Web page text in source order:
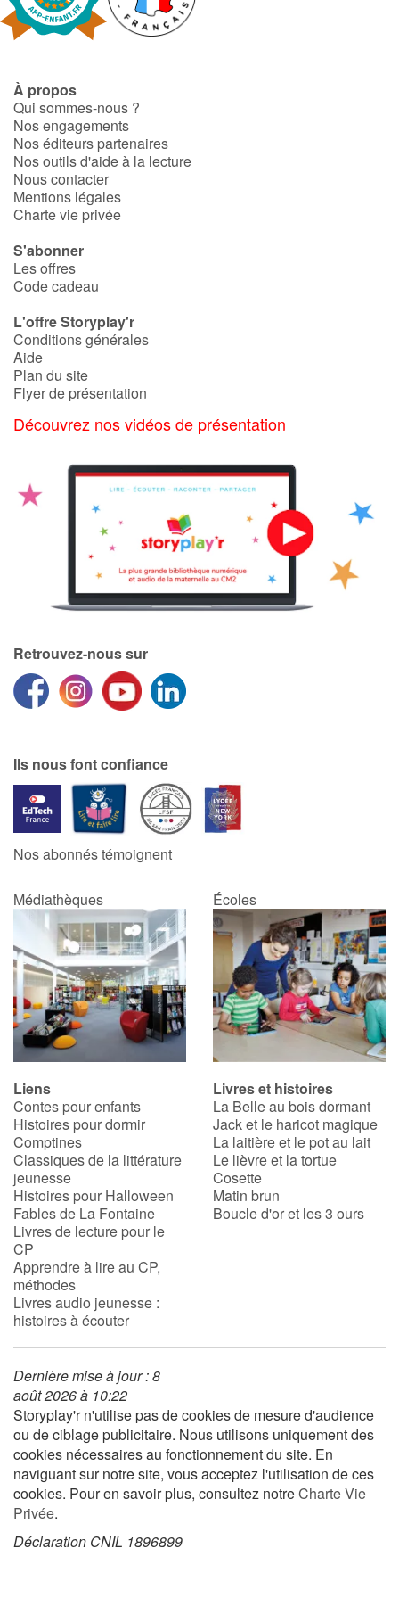
Fable, mythe, littérature et poésie
Ogres, monstres et sorcières
Héroïnes et héros
Écologie, nature, saisons
Les animaux
Voyage, épopée, enquête, aventure
Autour du monde
Apprentissage
Art, espace, activité
En famille
Quotidien et loisirs
Amour et amitié
Sujets de société
Formats et illustrations
Catalogue anglais
Contraste +
Aide
Accueil
Famille
Écoles
Médiathèques
Vidéos & Tutoriaux
Blog
Actualités
Rencontres et témoignages
Contes d'ici et d'ailleurs
Autour de la lecture
Apprendre à lire
Livre audio
À propos
Qui sommes-nous ?
Nos engagements
Nos éditeurs partenaires
Nos outils d'aide à la lecture
Nous contacter
Mentions légales
Charte vie privée
S'abonner
Les offres
Code cadeau
L'offre Storyplay'r
Conditions générales
Aide
Plan du site
Flyer de présentation
Découvrez nos vidéos de présentation
Retrouvez-nous sur
Ils nous font confiance
Nos abonnés témoignent
Médiathèques Écoles
Liens
Contes pour enfants
Histoires pour dormir
Comptines
Classiques de la littérature
jeunesse
Histoires pour Halloween
Fables de La Fontaine
Livres de lecture pour le
CP
Apprendre à lire au CP,
méthodes
Livres audio jeunesse :
histoires à écouter
Livres et histoires
La Belle au bois dormant
Jack et le haricot magique
La laitière et le pot au lait
Le lièvre et la tortue
Cosette
Matin brun
Boucle d'or et les 3 ours
Dernière mise à jour : 8
août 2026 à 10:22
Storyplay'r n'utilise pas de cookies de mesure d'audience
ou de ciblage publicitaire. Nous utilisons uniquement des
cookies nécessaires au fonctionnement du site. En
naviguant sur notre site, vous acceptez l'utilisation de ces
cookies. Pour en savoir plus, consultez notreCharte Vie
Privée.
Déclaration CNIL 1896899